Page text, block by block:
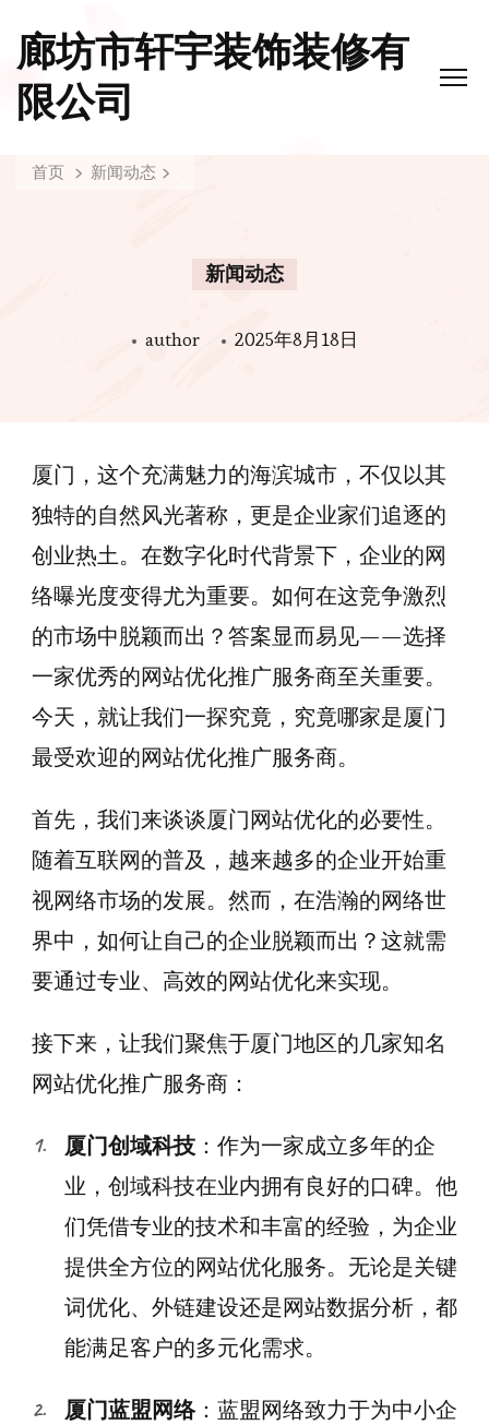
廊坊市轩宇装饰装修有
限公司
首页 新闻动态
新闻动态
author 2025年8月18日
厦门，这个充满魅力的海滨城市，不仅以其
独特的自然风光著称，更是企业家们追逐的
创业热土。在数字化时代背景下，企业的网
络曝光度变得尤为重要。如何在这竞争激烈
的市场中脱颖而出？答案显而易见——选择
一家优秀的网站优化推广服务商至关重要。
今天，就让我们一探究竟，究竟哪家是厦门
最受欢迎的网站优化推广服务商。
首先，我们来谈谈厦门网站优化的必要性。
随着互联网的普及，越来越多的企业开始重
视网络市场的发展。然而，在浩瀚的网络世
界中，如何让自己的企业脱颖而出？这就需
要通过专业、高效的网站优化来实现。
接下来，让我们聚焦于厦门地区的几家知名
网站优化推广服务商：
厦门创域科技 ：作为一家成立多年的企
业，创域科技在业内拥有良好的口碑。他
们凭借专业的技术和丰富的经验，为企业
提供全方位的网站优化服务。无论是关键
词优化、外链建设还是网站数据分析，都
能满足客户的多元化需求。
厦门蓝盟网络：蓝盟网络致力于为中小企